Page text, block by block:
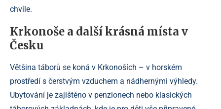
chvíle.
Krkonoše a další krásná místa v
Česku
Většina táborů se koná v Krkonoších – v horském
prostředí s čerstvým vzduchem a nádhernými výhledy.
Ubytování je zajištěno v penzionech nebo klasických